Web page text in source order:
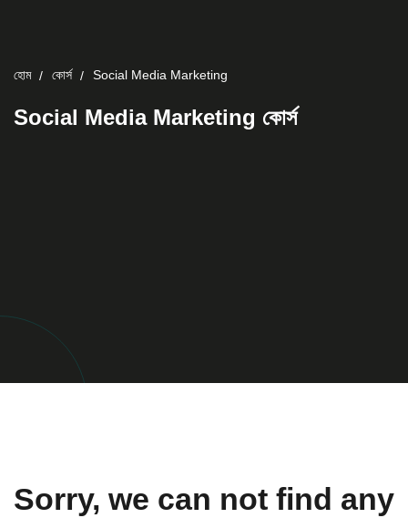
হোম কোর্স Social Media Marketing
Social Media Marketing কোর্স
Sorry, we can not find any